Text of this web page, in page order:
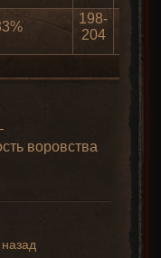
198-
204
воровства